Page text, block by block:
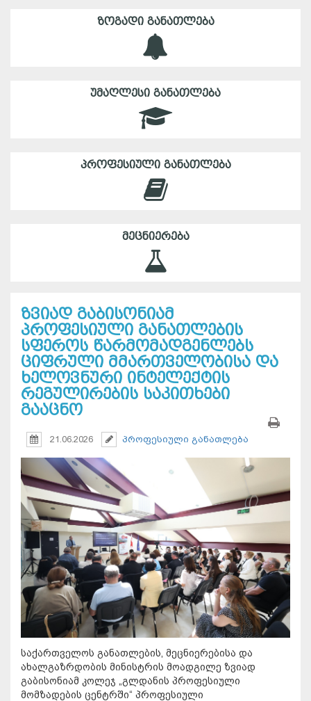
ᲖᲝᲒᲐᲓᲘ ᲒᲐᲜᲐᲗᲚᲔᲑᲐ
ᲣᲛᲐᲦᲚᲔᲡᲘ ᲒᲐᲜᲐᲗᲚᲔᲑᲐ
ᲞᲠᲝᲤᲔᲡᲘᲣᲚᲘ ᲒᲐᲜᲐᲗᲚᲔᲑᲐ
ᲛᲔᲪᲜᲘᲔᲠᲔᲑᲐ
ზვიად გაბისონიამ
პროფესიული განათლების
სფეროს წარმომადგენლებს
ციფრული მმართველობისა და
ხელოვნური ინტელექტის
რეგულირების საკითხები
გააცნო
21.06.2026 პროფესიული განათლება
საქართველოს განათლების, მეცნიერებისა და
ახალგაზრდობის მინისტრის მოადგილე ზვიად
გაბისონიამ კოლეჯ „გლდანის პროფესიული
მომზადების ცენტრში“ პროფესიული